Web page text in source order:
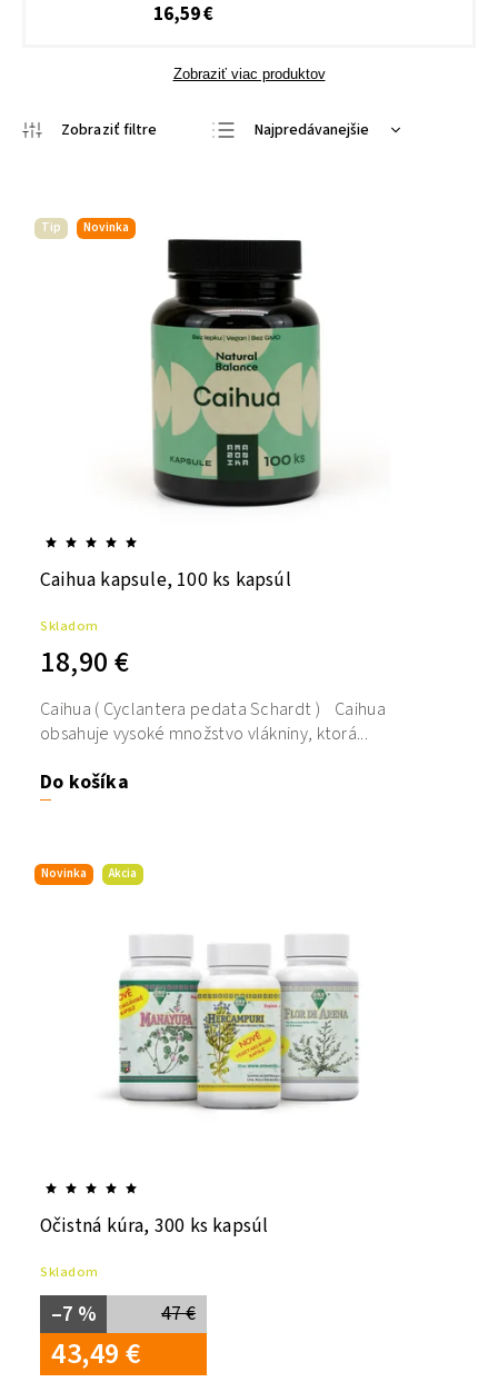
16,59 €
Zobraziť viac produktov
Najpredávanejšie
Abecedne
Tip Novinka
Caihua kapsule, 100 ks kapsúl
Skladom
18,90 €
Do košíka
Caihua ( Cyclantera pedata Schardt ) Caihua
obsahuje vysoké množstvo vlákniny, ktorá...
Novinka Akcia
Očistná kúra, 300 ks kapsúl
Skladom
47 €
–7 %
43,49 €